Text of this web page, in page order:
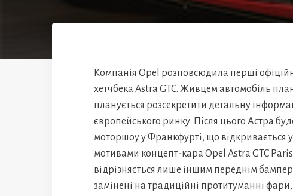
Компанія Opel розповсюдила перші
хетчбека Astra GTC. Живцем автомобіль
планується розсекретити детальну
європейського ринку. Після цього Астра
моторшоу у Франкфурті, що відкривається
мотивами концепт-кара Opel Astra GTC
відрізняється лише іншим переднім
замінені на традиційні протитуманні